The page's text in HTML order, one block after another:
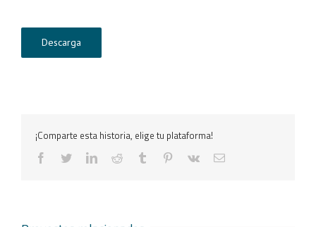
Descarga
¡Comparte esta historia, elige tu plataforma!
facebooktwitterlinkedinreddit tumblr pinterest
vk
Correo